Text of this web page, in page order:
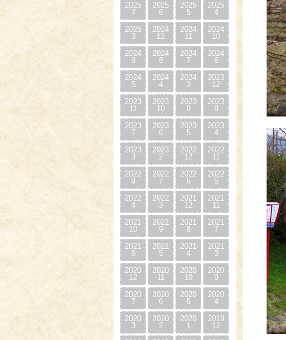
2025
7
2025
6
2025
5
2025
4
2025
3
2024
12
2024
11
2024
10
2024
9
2024
8
2024
7
2024
6
2024
5
2024
4
2024
3
2023
12
2023
11
2023
10
2023
9
2023
8
2023
7
2023
6
2023
5
2023
4
2023
3
2023
2
2022
12
2022
11
2022
9
2022
7
2022
6
2022
5
2022
4
2022
3
2021
12
2021
11
2021
10
2021
9
2021
8
2021
7
2021
6
2021
5
2021
4
2021
3
2020
12
2020
11
2020
10
2020
9
2020
7
2020
6
2020
5
2020
4
2020
3
2020
2
2020
1
2019
12